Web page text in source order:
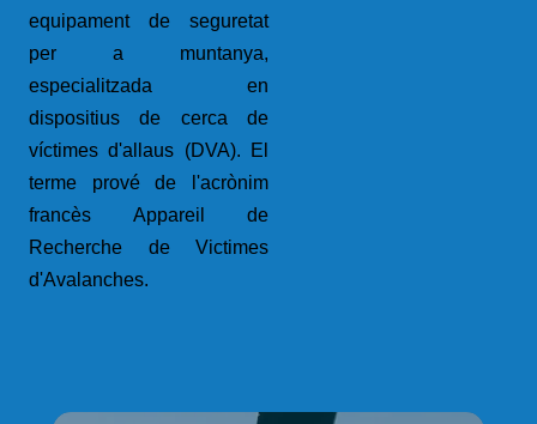
equipament de seguretat
per a muntanya,
especialitzada en
dispositius de cerca de
víctimes d'allaus (DVA). El
terme prové de l'acrònim
francès Appareil de
Recherche de Victimes
d'Avalanches.